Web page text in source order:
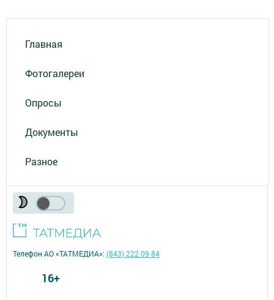
Главная
Фотогалереи
Опросы
Документы
Разное
Телефон АО «ТАТМЕДИА»:(843) 222 09 84
16+